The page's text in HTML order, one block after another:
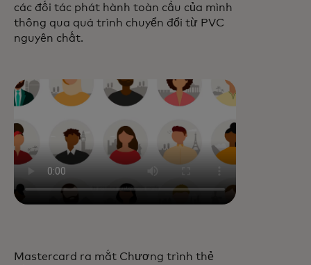
các đối tác phát hành toàn cầu của mình
thông qua quá trình chuyển đổi từ PVC
nguyên chất.
Mastercard ra mắt Chương trình thẻ